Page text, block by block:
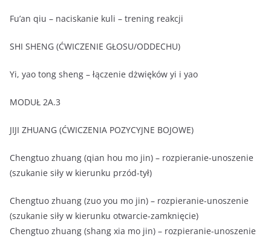
Fu’an qiu – naciskanie kuli – trening reakcji
SHI SHENG (ĆWICZENIE GŁOSU/ODDECHU)
Yi, yao tong sheng – łączenie dżwięków yi i yao
MODUŁ 2A.3
JIJI ZHUANG (ĆWICZENIA POZYCYJNE BOJOWE)
Chengtuo zhuang (qian hou mo jin) – rozpieranie-unoszenie
(szukanie siły w kierunku przód-tył)
Chengtuo zhuang (zuo you mo jin) – rozpieranie-unoszenie
(szukanie siły w kierunku otwarcie-zamknięcie)
Chengtuo zhuang (shang xia mo jin) – rozpieranie-unoszenie